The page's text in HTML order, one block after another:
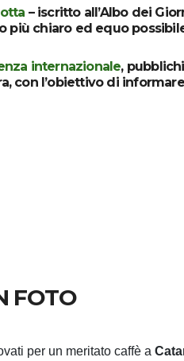
– iscritto all’Albo dei
più chiaro ed equo
internazionale,
con l’obiettivo di
FOTO
per un meritato caffè a